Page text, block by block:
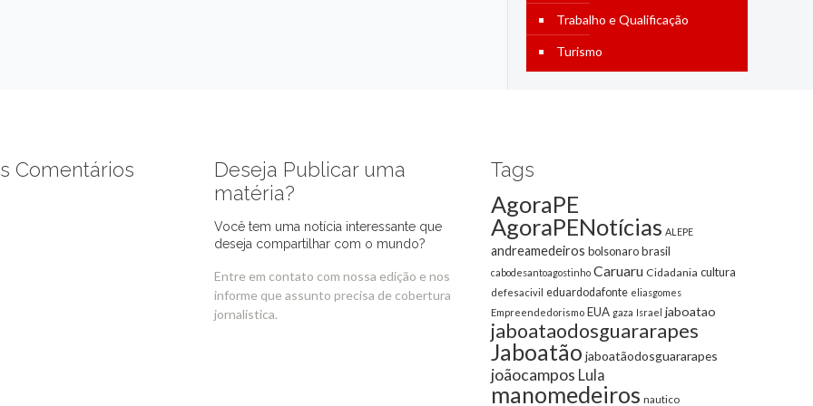
Trabalho e Qualificação
Turismo
Comentários
Deseja Publicar uma
matéria?
Você tem uma notícia interessante que
deseja compartilhar com o mundo?
Entre em contato com nossa edição e nos
informe que assunto precisa de cobertura
jornalística.
Tags
AgoraPE
AgoraPENotícias ALEPE
andreamedeiros bolsonarobrasil
cabodesantoagostinho Caruaru Cidadania cultura
defesacivil eduardodafonte eliasgomes
Empreendedorismo EUA gaza Israel jaboatao
jaboataodosguararapes
Jaboatão jaboatãodosguararapes
joãocampos Lula
manomedeiros nautico